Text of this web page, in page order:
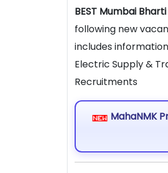
BEST Mumbai
following new
includes
Electric Supply &
Recruitments
MahaNMK